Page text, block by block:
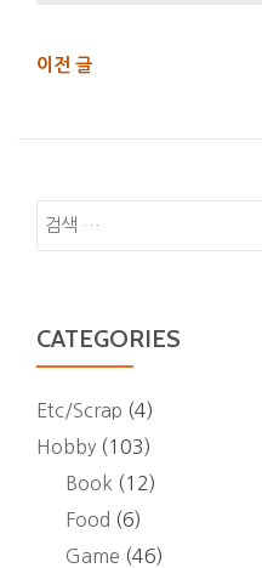
－
の
글
션
이전 글
CATEGORIES
Etc/Scrap (4)
Hobby (103)
Book (12)
Food (6)
Game (46)